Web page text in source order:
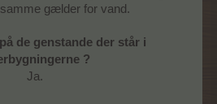
gælder for vand.
de genstande der står i
?
Ja.